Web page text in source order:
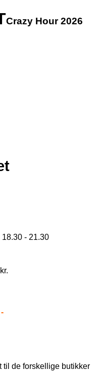
Crazy Hour 2026
- 21.30
de forskellige butikker